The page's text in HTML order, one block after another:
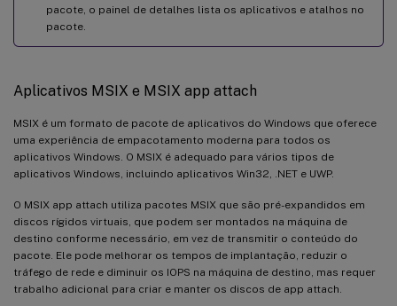
pacote, o painel de detalhes lista os aplicativos e atalhos no
pacote.
Aplicativos MSIX e MSIX app attach
MSIX é um formato de pacote de aplicativos do Windows que oferece
uma experiência de empacotamento moderna para todos os
aplicativos Windows. O MSIX é adequado para vários tipos de
aplicativos Windows, incluindo aplicativos Win32, .NET e UWP.
O MSIX app attach utiliza pacotes MSIX que são pré-expandidos em
discos rígidos virtuais, que podem ser montados na máquina de
destino conforme necessário, em vez de transmitir o conteúdo do
pacote. Ele pode melhorar os tempos de implantação, reduzir o
tráfego de rede e diminuir os IOPS na máquina de destino, mas requer
trabalho adicional para criar e manter os discos de app attach.